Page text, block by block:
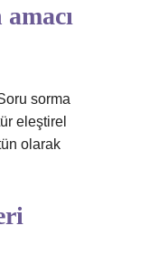
sorma
eleştirel
olarak